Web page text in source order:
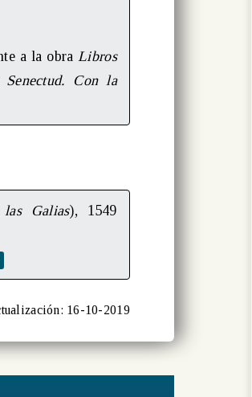
a la obraLibros
Con la
Galias), 1549
16-10-2019